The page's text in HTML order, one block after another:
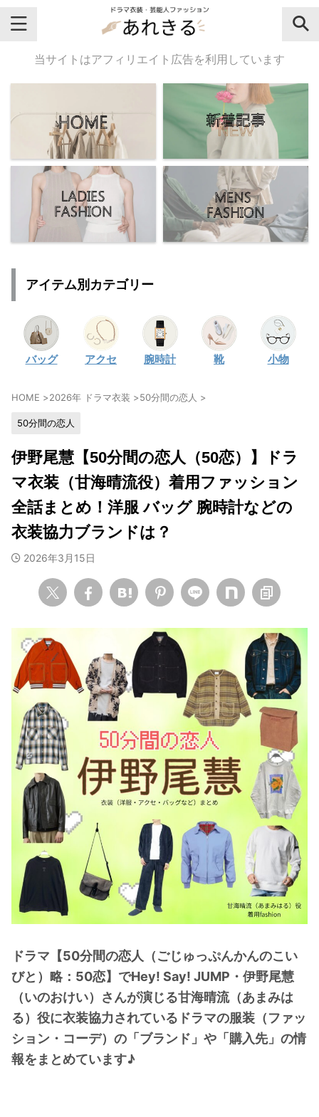
＼芸能人名・ドラマ名で検索♪／
気になるドラマ名や芸能人名でおし
ゃれなドラマ衣装・ファッションを
チェックしてね♪
【よく検索されてる女性芸能人】
・
広瀬すず
川口春奈
・ 石原さとみ
・広瀬アリス
永野芽郁
・波瑠
・奈緒
・高畑充希
・ さとうほなみ
・
前田敦子
・水川あさみ
・田中みな実
松岡茉優
福原遥
小芝風花
・木南晴夏
・今田美桜
清原果耶
・菜々緒
・森七菜
・
吉川愛
・見上愛
・ 出口夏希
・田辺桃子
・滝沢カレン
・
トリンドル玲奈
・ 深田恭子
・北川景子
・橋本環奈
【よく検索されてる男性芸能人】
・ 目黒蓮
・京本大我
当サイトはアフィリエイト広告を利用しています
アイテム別カテゴリー
バッグ アクセ 腕時計 靴 小物
HOME >2026年 ドラマ衣装 >50分間の恋人 >
50分間の恋人
伊野尾慧【50分間の恋人（50恋）】ドラ
マ衣装（甘海晴流役）着用ファッション
全話まとめ！洋服 バッグ 腕時計などの
衣装協力ブランドは？
2026年3月15日
ドラマ【50分間の恋人（ごじゅっぷんかんのこい
びと）略：50恋】でHey! Say! JUMP・伊野尾慧
（いのおけい）さんが演じる甘海晴流（あまみは
る）役に衣装協力されているドラマの服装（ファッ
ション・コーデ）の「ブランド」や「購入先」の情
報をまとめています♪